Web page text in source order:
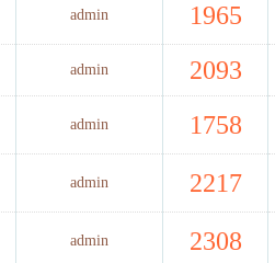
admin 1965
admin 2093
admin 1758
admin 2217
admin 2308